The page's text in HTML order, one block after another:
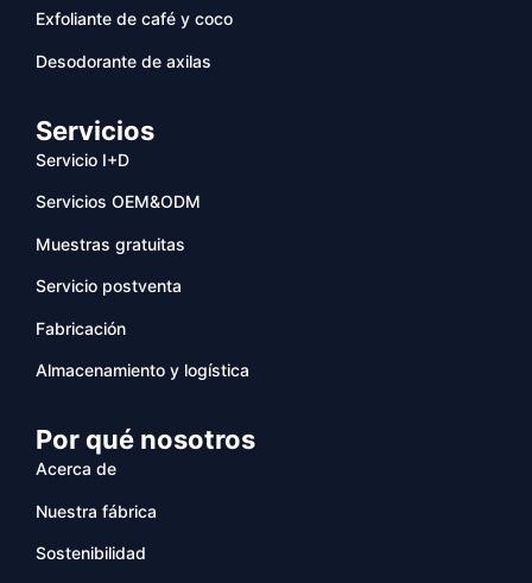
Exfoliante de café y coco
Desodorante de axilas
Servicios
Servicio I+D
Servicios OEM&ODM
Muestras gratuitas
Servicio postventa
Fabricación
Almacenamiento y logística
Por qué nosotros
Acerca de
Nuestra fábrica
Sostenibilidad